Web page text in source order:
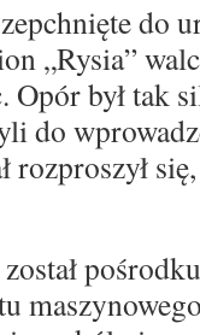
do
„Rysia”
Opór był tak
do
rozproszył